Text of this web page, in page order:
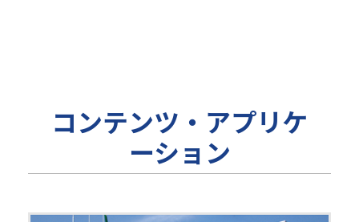
コンテンツ・アプリケ
ーション